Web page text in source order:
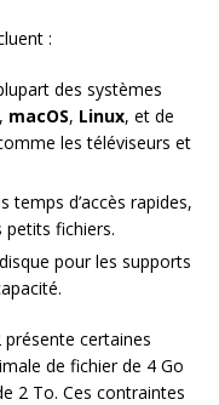
:
des systèmes
, macOS, Linux, et de
les téléviseurs et
temps d’accès rapides,
fichiers.
pour les supports
certaines
de fichier de 4 Go
2 To. Ces contraintes